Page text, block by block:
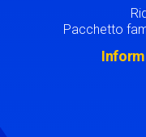
Pacchetto